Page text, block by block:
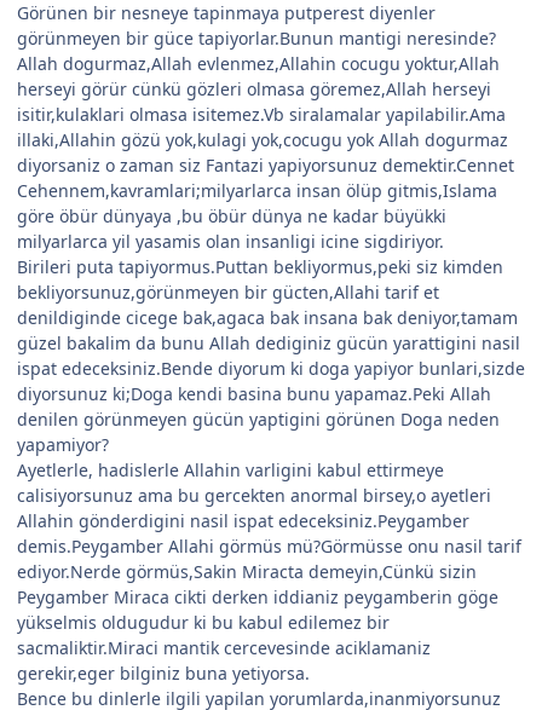
Görünen bir nesneye tapinmaya putperest diyenler
görünmeyen bir güce tapiyorlar.Bunun mantigi neresinde?
Allah dogurmaz,Allah evlenmez,Allahin cocugu yoktur,Allah
herseyi görür cünkü gözleri olmasa göremez,Allah herseyi
isitir,kulaklari olmasa isitemez.Vb siralamalar yapilabilir.Ama
illaki,Allahin gözü yok,kulagi yok,cocugu yok Allah dogurmaz
diyorsaniz o zaman siz Fantazi yapiyorsunuz demektir.Cennet
Cehennem,kavramlari;milyarlarca insan ölüp gitmis,Islama
göre öbür dünyaya ,bu öbür dünya ne kadar büyükki
milyarlarca yil yasamis olan insanligi icine sigdiriyor.
Birileri puta tapiyormus.Puttan bekliyormus,peki siz kimden
bekliyorsunuz,görünmeyen bir gücten,Allahi tarif et
denildiginde cicege bak,agaca bak insana bak deniyor,tamam
güzel bakalim da bunu Allah dediginiz gücün yarattigini nasil
ispat edeceksiniz.Bende diyorum ki doga yapiyor bunlari,sizde
diyorsunuz ki;Doga kendi basina bunu yapamaz.Peki Allah
denilen görünmeyen gücün yaptigini görünen Doga neden
yapamiyor?
Ayetlerle, hadislerle Allahin varligini kabul ettirmeye
calisiyorsunuz ama bu gercekten anormal birsey,o ayetleri
Allahin gönderdigini nasil ispat edeceksiniz.Peygamber
demis.Peygamber Allahi görmüs mü?Görmüsse onu nasil tarif
ediyor.Nerde görmüs,Sakin Miracta demeyin,Cünkü sizin
Peygamber Miraca cikti derken iddianiz peygamberin göge
yükselmis oldugudur ki bu kabul edilemez bir
sacmaliktir.Miraci mantik cercevesinde aciklamaniz
gerekir,eger bilginiz buna yetiyorsa.
Bence bu dinlerle ilgili yapilan yorumlarda,inanmiyorsunuz